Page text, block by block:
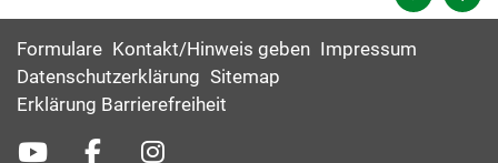
Formulare Kontakt/Hinweis geben Impressum
Datenschutzerklärung Sitemap
Erklärung Barrierefreiheit